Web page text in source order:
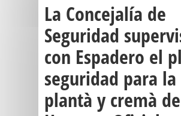
La Concejalía de
Seguridad
con Espadero el
seguridad para la
plantà y cremà